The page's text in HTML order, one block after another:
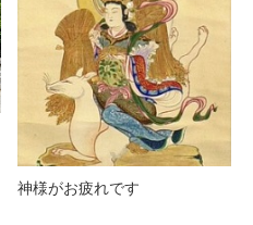
神様がお疲れです